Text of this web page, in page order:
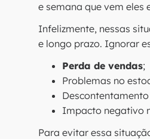
e semana que vem eles
Infelizmente, nessas
e longo prazo. Ignorar
Perda de vendas;
Problemas no
Impacto negativo
Para evitar essa